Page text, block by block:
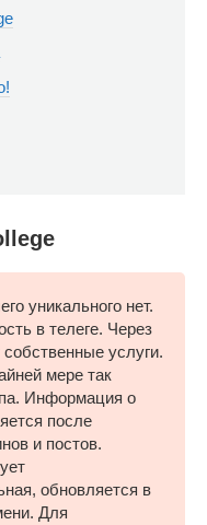
уникального нет.
в телеге. Через
услуги.
мере так
Информация о
после
и постов.
обновляется в
Для